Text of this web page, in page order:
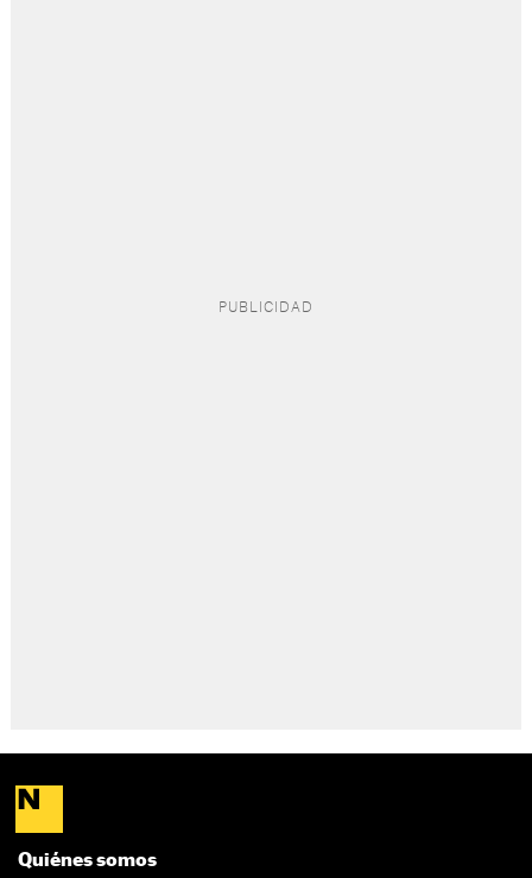
Quiénes somos